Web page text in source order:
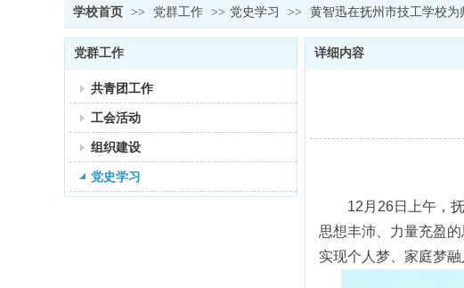
学校首页 >> 党群工作 >> 党史学习 >> 黄智迅在抚州市技工学校为
党群工作
共青团工作
工会活动
组织建设
党史学习
详细内容
12月26日上午，
思想丰沛、力量充盈
实现个人梦、家庭梦